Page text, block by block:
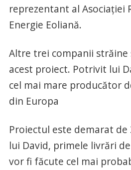
reprezentant al Asociaţiei
Energie Eoliană.
Altre trei companii
acest proiect. Potrivit lui
cel mai mare producător
din Europa
Proiectul este demarat
lui David, primele livrări
vor fi făcute cel mai